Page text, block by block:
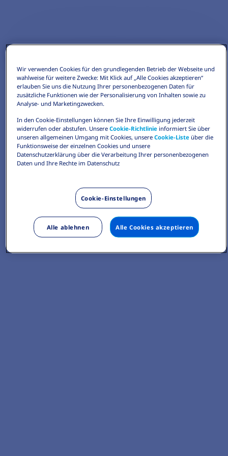
Wir verwenden Cookies für den grundlegenden Betrieb der Webseite und
wahlweise für weitere Zwecke: Mit Klick auf „Alle Cookies akzeptieren“
erlauben Sie uns die Nutzung Ihrer personenbezogenen Daten für
zusätzliche Funktionen wie der Personalisierung von Inhalten sowie zu
Analyse- und Marketingzwecken.
In den Cookie-Einstellungen können Sie Ihre Einwilligung jederzeit
widerrufen oder abstufen. UnsereCookie-Richtlinie informiert Sie über
unseren allgemeinen Umgang mit Cookies, unsereCookie-Liste über die
Funktionsweise der einzelnen Cookies und unsere
Datenschutzerklärung über die Verarbeitung Ihrer personenbezogenen
Daten und Ihre Rechte im Datenschutz
Cookie-Einstellungen
Alle ablehnen Alle Cookies akzeptieren